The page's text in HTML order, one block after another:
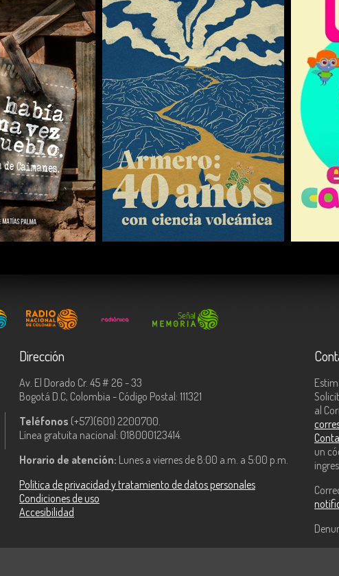
COMPARTIR
Dirección
Av. El Dorado Cr. 45 # 26 - 33
Bogotá D.C, Colombia - Código Postal: 111321
Teléfonos (+57)(601) 2200700.
Línea gratuita nacional: 018000123414.
Horario de atención: Lunes a viernes de 8:00 a.m. a 5:00 p.m.
Política de privacidad y tratamiento de datos personales
Condiciones de uso
Accesibilidad
al
un